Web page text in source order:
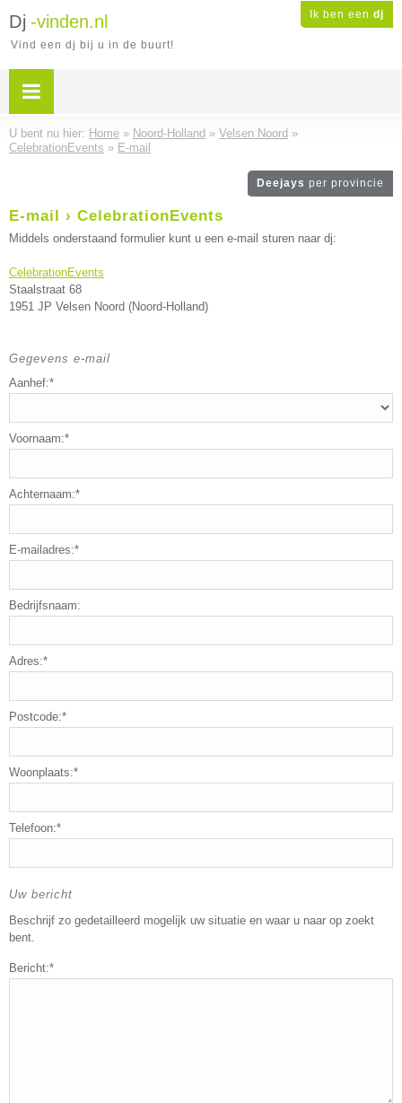
Ik ben een dj
Dj -vinden.nl
Vind een dj bij u in de buurt!
U bent nu hier: Home » Noord-Holland » Velsen Noord »
CelebrationEvents » E-mail
Deejays per provincie
E-mail › CelebrationEvents
Middels onderstaand formulier kunt u een e-mail sturen naar dj:
CelebrationEvents
Staalstraat 68
1951 JP Velsen Noord (Noord-Holland)
Gegevens e-mail
Aanhef:*
Voornaam:*
Achternaam:*
E-mailadres:*
Bedrijfsnaam:
Adres:*
Postcode:*
Woonplaats:*
Telefoon:*
Uw bericht
Beschrijf zo gedetailleerd mogelijk uw situatie en waar u naar op zoekt
bent.
Bericht:*